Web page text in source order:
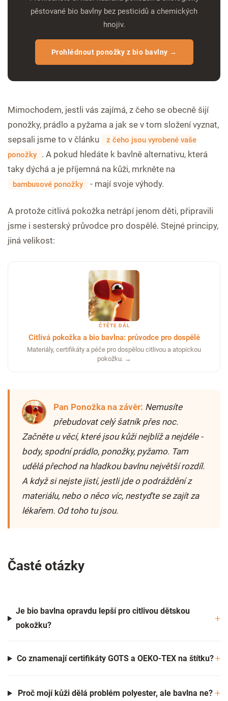
pěstované bio bavlny bez pesticidů a chemických
hnojiv.
Prohlédnout ponožky z bio bavlny →
Mimochodem, jestli vás zajímá, z čeho se obecně šijí
ponožky, prádlo a pyžama a jak se v tom složení vyznat,
sepsali jsme to v článku
z čeho jsou vyrobené vaše
ponožky
. A pokud hledáte k bavlně alternativu, která
taky dýchá a je příjemná na kůži, mrkněte na
bambusové ponožky - mají svoje výhody.
A protože citlivá pokožka netrápí jenom děti, připravili
jsme i sesterský průvodce pro dospělé. Stejné principy,
jiná velikost:
ČTĚTE DÁL
Citlivá pokožka a bio bavlna: průvodce pro dospělé
Materiály, certifikáty a péče pro dospělou citlivou a atopickou
pokožku. →
Pan Ponožka na závěr: Nemusíte
přebudovat celý šatník přes noc.
Začněte u věcí, které jsou kůži nejblíž a nejdéle -
body, spodní prádlo, ponožky, pyžamo. Tam
udělá přechod na hladkou bavlnu největší rozdíl.
A když si nejste jistí, jestli jde o podráždění z
materiálu, nebo o něco víc, nestyďte se zajít za
lékařem. Od toho tu jsou.
Časté otázky
Je bio bavlna opravdu lepší pro citlivou dětskou
pokožku?
Co znamenají certifikáty GOTS a OEKO-TEX na štítku?
Proč mojí kůži dělá problém polyester, ale bavlna ne?